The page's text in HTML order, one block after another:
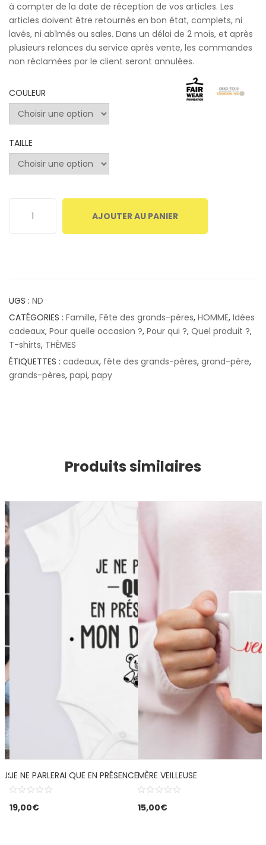
à compter de la date de réception de vos articles. Les
articles doivent être retournés en bon état, complets, ni
lavés, ni abîmés ou sales. Dans un délai de 2 mois, et après
plusieurs relances du service après vente, les commandes
non réclamées par le client seront annulées.
COULEUR
TAILLE
AJOUTER AU PANIER
UGS : ND
CATÉGORIES : Famille, Fête des grands-pères, HOMME, Idées
cadeaux, Pour quelle occasion ?, Pour qui ?, Quel produit ?,
T-shirts, THÈMES
ÉTIQUETTES : cadeaux, fête des grands-pères, grand-père,
grands-pères, papi, papy
Produits similaires
JE NE PARLERAI QUE EN PRÉSENCE DE MON DOUDOU
19,00€
MÈRE VEILLEUSE
15,00€